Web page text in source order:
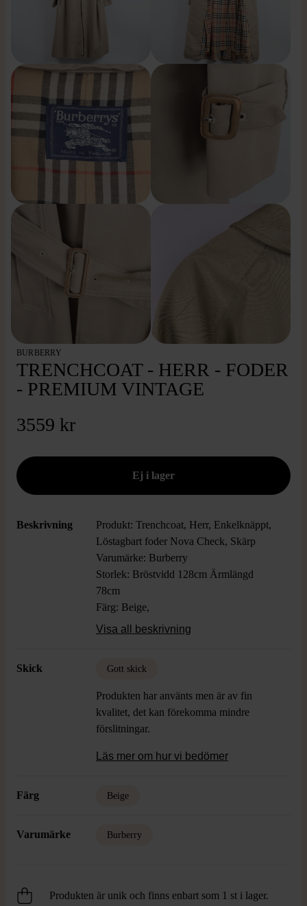
BURBERRY
TRENCHCOAT - HERR - FODER
- PREMIUM VINTAGE
3559 kr
Beskrivning
Produkt: Trenchcoat, Herr, Enkelknäppt,
Löstagbart foder Nova Check, Skärp
Varumärke: Burberry
Storlek: Bröstvidd 128cm Ärmlängd
78cm
Färg: Beige,
Material: 51% Bomull 49% Polyester,
Skick: Gott skick, men ett streck av
troligvis kulspetspenna på vänster axel
bak, se bild. Lite färgförändring/fläck i
kragen samt någon liten fläck fram på
Visa all beskrivning
Skick Gott skick
Produkten har använts men är av fin
kvalitet, det kan förekomma mindre
förslitningar.
Läs mer om hur vi bedömer
Färg Beige
Varumärke Burberry
Produkten är unik och finns enbart som 1 st i lager.